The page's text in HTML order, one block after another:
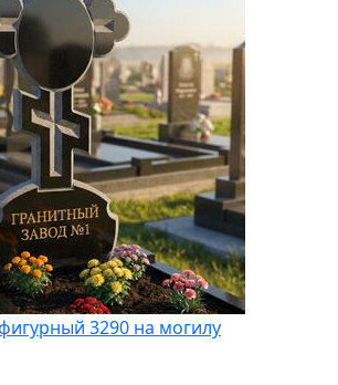
3290 на могилу